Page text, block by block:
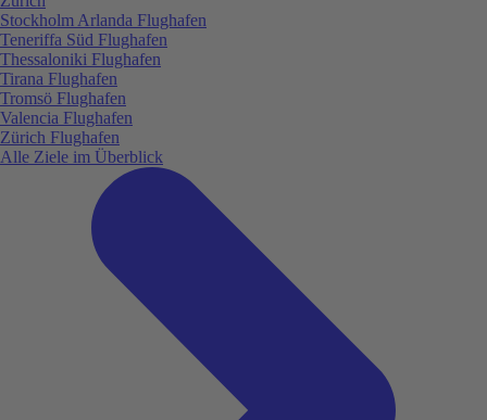
Stockholm Arlanda Flughafen
Teneriffa Süd Flughafen
Thessaloniki Flughafen
Tirana Flughafen
Tromsö Flughafen
Valencia Flughafen
Zürich Flughafen
Alle Ziele im Überblick